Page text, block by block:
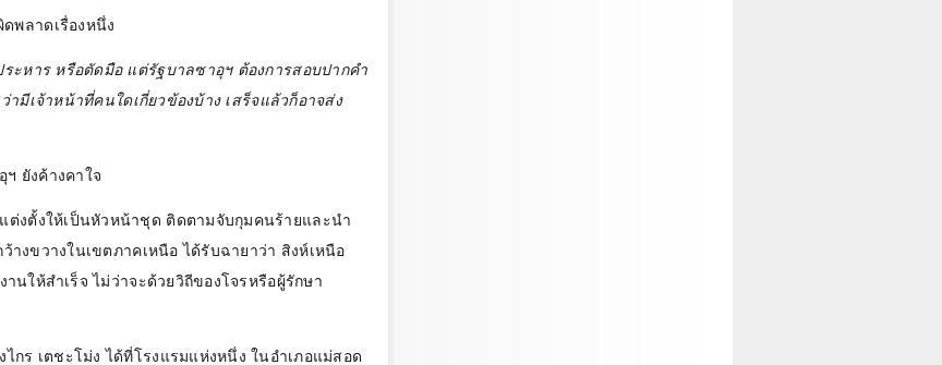
พลาดเรื่องหนึ่ง
ระหาร หรือตัดมือ แต่รัฐบาลซาอุฯ ต้องการสอบปากคำ
ามีเจ้าหน้าที่คนใดเกี่ยวข้องบ้าง เสร็จแล้วก็อาจส่ง
ยังค้างคาใจ
ต่งตั้งให้เป็นหัวหน้าชุด ติดตามจับกุมคนร้ายและนำ
างขวางในเขตภาคเหนือ ได้รับฉายาว่า สิงห์เหนือ
นให้สำเร็จ ไม่ว่าจะด้วยวิถีของโจรหรือผู้รักษา
กร เตชะโม่ง ได้ที่โรงแรมแห่งหนึ่ง ในอำเภอแม่สอด